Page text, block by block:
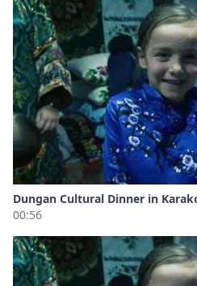
Dungan Cultural Dinner in
00:56